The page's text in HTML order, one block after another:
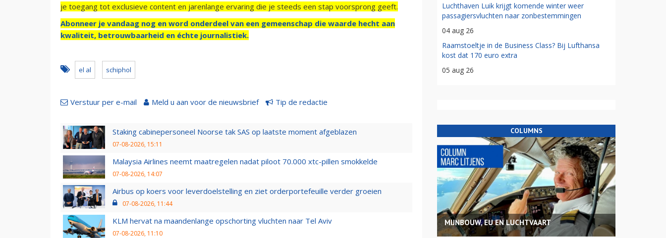
je toegang tot exclusieve content en jarenlange ervaring die je steeds een stap voorsprong geeft.
Abonneer je vandaag nog en word onderdeel van een gemeenschap die waarde hecht aan
kwaliteit, betrouwbaarheid en échte journalistiek.
el al schiphol
Verstuur per e-mail Meld u aan voor de nieuwsbrief Tip de redactie
Staking cabinepersoneel Noorse tak SAS op laatste moment afgeblazen
07-08-2026, 15:11
Malaysia Airlines neemt maatregelen nadat piloot 70.000 xtc-pillen smokkelde
07-08-2026, 14:07
Airbus op koers voor leverdoelstelling en ziet orderportefeuille verder groeien
07-08-2026, 11:44
KLM hervat na maandenlange opschorting vluchten naar Tel Aviv
07-08-2026, 11:10
Luchthaven Luik krijgt komende winter weer
passagiersvluchten naar zonbestemmingen
04 aug 26
Raamstoeltje in de Business Class? Bij Lufthansa
kost dat 170 euro extra
05 aug 26
COLUMNS
MIJNBOUW, EU EN LUCHTVAART